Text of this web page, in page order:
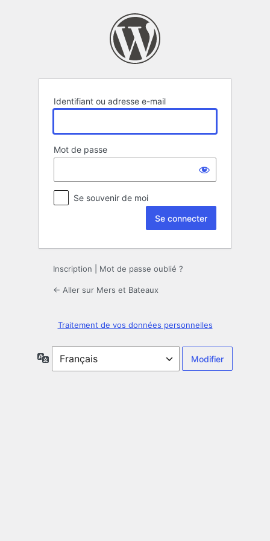
Identifiant ou adresse e-mail
Mot de passe
Se souvenir de moi
Inscription Mot de passe oublié ?
← Aller sur Mers et Bateaux
Traitement de vos données personnelles
Langue